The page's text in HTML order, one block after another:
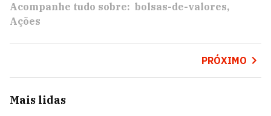
Acompanhe tudo sobre: bolsas-de-valores
Ações
PRÓXIMO
Mais lidas